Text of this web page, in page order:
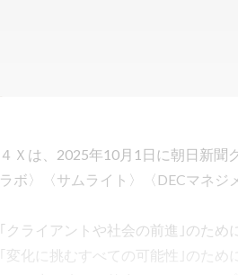
４Ｘは、2025年10月1日に朝日新
ラボ〉〈サムライト〉〈DECマネ
｢クライアントや社会の前進｣のため
｢変化に挑むすべての可能性｣のため